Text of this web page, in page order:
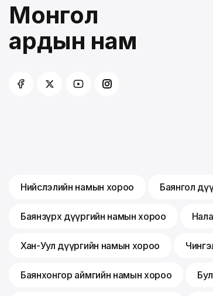
Монгол
ардын нам
Нийслэлийн намын хороо Баянгол
Баянзүрх дүүргийн намын хороо
Хан-Уул дүүргийн намын хороо
Баянхонгор аймгийн намын хороо